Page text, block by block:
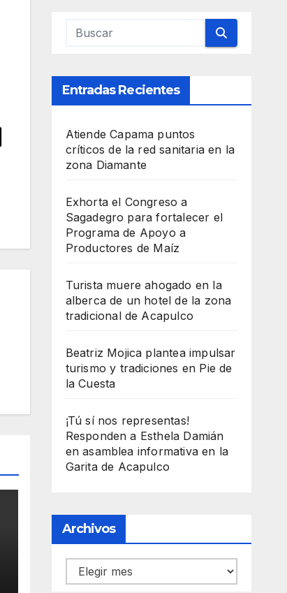
Entradas Recientes
Atiende Capama puntos
críticos de la red sanitaria en la
zona Diamante
Exhorta el Congreso a
Sagadegro para fortalecer el
Programa de Apoyo a
Productores de Maíz
Turista muere ahogado en la
alberca de un hotel de la zona
tradicional de Acapulco
Beatriz Mojica plantea impulsar
turismo y tradiciones en Pie de
la Cuesta
¡Tú sí nos representas!
Responden a Esthela Damián
en asamblea informativa en la
Garita de Acapulco
Archivos
Archivos